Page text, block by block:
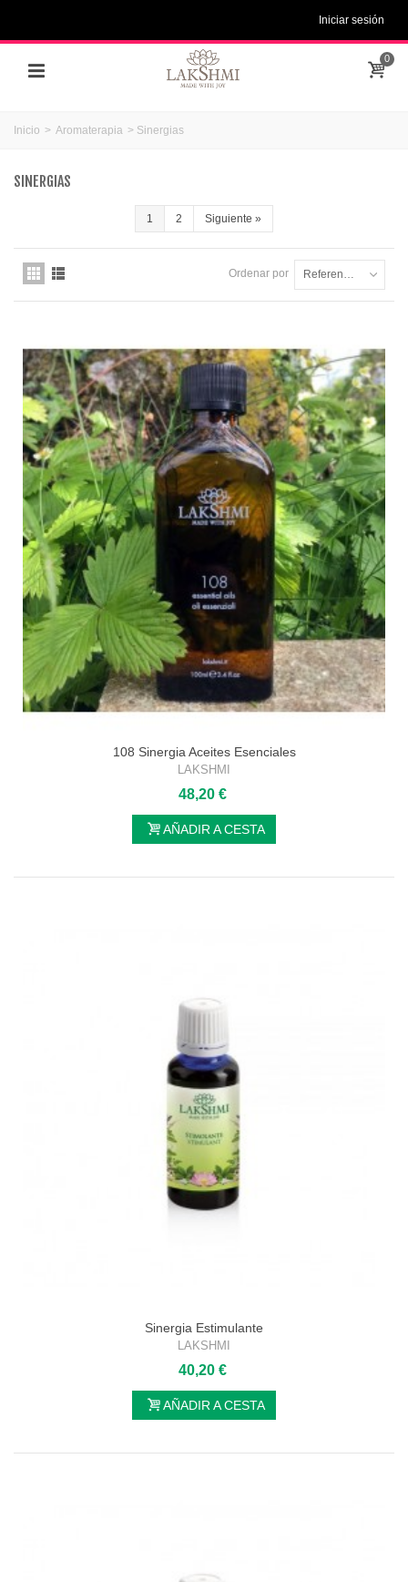
Iniciar sesión
0
Inicio > Aromaterapia > Sinergias
SINERGIAS
1 2 Siguiente »
Ordenar por Referencia: la más baja primero
108 Sinergia Aceites Esenciales
LAKSHMI
48,20 €
AÑADIR A CESTA
Sinergia Estimulante
LAKSHMI
40,20 €
AÑADIR A CESTA